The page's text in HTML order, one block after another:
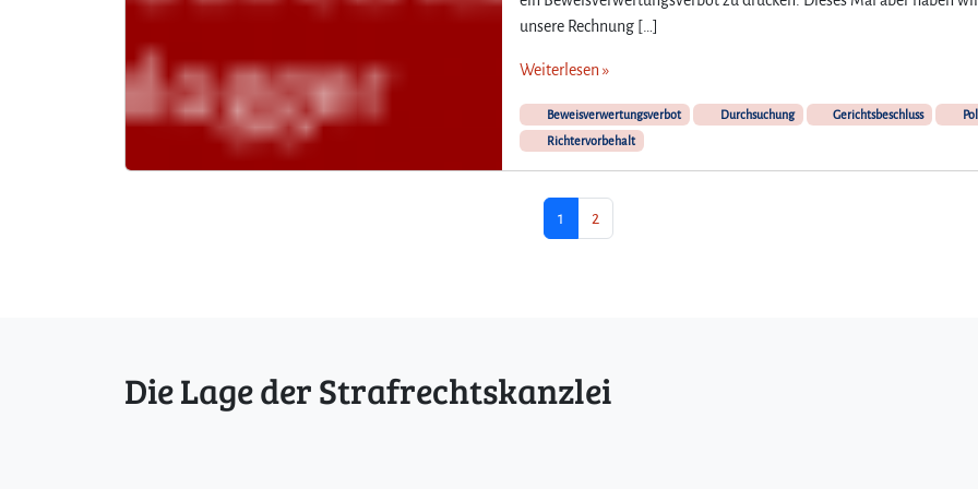
unsere Rechnung […]
Weiterlesen »
Beweisverwertungsverbot Durchsuchung Gerichtsbeschluss
Richtervorbehalt
Aktuelle Seite
1 Seite
2
Die Lage der Strafrechtskanzlei